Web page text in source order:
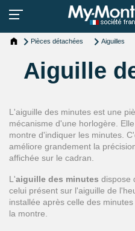
Pièces détachées Aiguilles
Aiguille
L'aiguille des minutes est une
mécanisme d'une horlogère.
montre d'indiquer les minutes.
améliore grandement la
affichée sur le cadran.
L'aiguille des minutes dispose
celui présent sur l'aiguille de
installée après celle des
la montre.